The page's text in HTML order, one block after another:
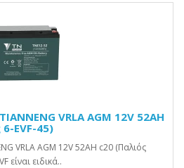
VRLA AGM 12V 52AH
EVF-45)
VRLA AGM 12V 52AH c20 (Παλιός
είναι ειδικά..